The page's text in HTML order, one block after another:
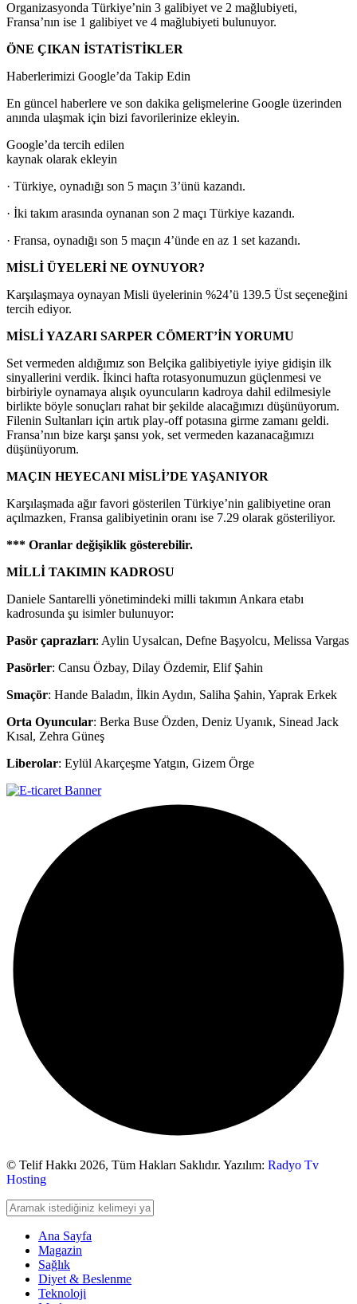
Organizasyonda Türkiye’nin 3 galibiyet ve 2 mağlubiyeti,
Fransa’nın ise 1 galibiyet ve 4 mağlubiyeti bulunuyor.
ÖNE ÇIKAN İSTATİSTİKLER
Haberlerimizi Google’da Takip Edin
En güncel haberlere ve son dakika gelişmelerine Google üzerinden
anında ulaşmak için bizi favorilerinize ekleyin.
Google’da tercih edilen
kaynak olarak ekleyin
· Türkiye, oynadığı son 5 maçın 3’ünü kazandı.
· İki takım arasında oynanan son 2 maçı Türkiye kazandı.
· Fransa, oynadığı son 5 maçın 4’ünde en az 1 set kazandı.
MİSLİ ÜYELERİ NE OYNUYOR?
Karşılaşmaya oynayan Misli üyelerinin %24’ü 139.5 Üst seçeneğini
tercih ediyor.
MİSLİ YAZARI SARPER CÖMERT’İN YORUMU
Set vermeden aldığımız son Belçika galibiyetiyle iyiye gidişin ilk
sinyallerini verdik. İkinci hafta rotasyonumuzun güçlenmesi ve
birbiriyle oynamaya alışık oyuncuların kadroya dahil edilmesiyle
birlikte böyle sonuçları rahat bir şekilde alacağımızı düşünüyorum.
Filenin Sultanları için artık play-off potasına girme zamanı geldi.
Fransa’nın bize karşı şansı yok, set vermeden kazanacağımızı
düşünüyorum.
MAÇIN HEYECANI MİSLİ’DE YAŞANIYOR
Karşılaşmada ağır favori gösterilen Türkiye’nin galibiyetine oran
açılmazken, Fransa galibiyetinin oranı ise 7.29 olarak gösteriliyor.
*** Oranlar değişiklik gösterebilir.
MİLLİ TAKIMIN KADROSU
Daniele Santarelli yönetimindeki milli takımın Ankara etabı
kadrosunda şu isimler bulunuyor:
Pasör çaprazları: Aylin Uysalcan, Defne Başyolcu, Melissa Vargas
Pasörler: Cansu Özbay, Dilay Özdemir, Elif Şahin
Smaçör: Hande Baladın, İlkin Aydın, Saliha Şahin, Yaprak Erkek
Orta Oyuncular: Berka Buse Özden, Deniz Uyanık, Sinead Jack
Kısal, Zehra Güneş
Liberolar: Eylül Akarçeşme Yatgın, Gizem Örge
© Telif Hakkı 2026, Tüm Hakları Saklıdır. Yazılım: Radyo Tv
Hosting
Ana Sayfa
Magazin
Sağlık
Diyet & Beslenme
Teknoloji